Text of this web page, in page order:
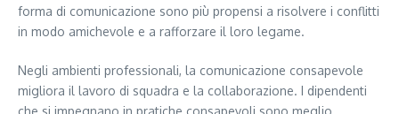
forma di comunicazione sono più propensi a risolvere i conflitti
in modo amichevole e a rafforzare il loro legame.
Negli ambienti professionali, la comunicazione consapevole
migliora il lavoro di squadra e la collaborazione. I dipendenti